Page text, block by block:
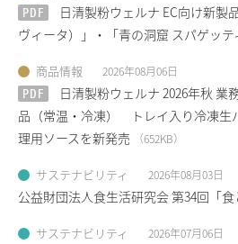
PDF
日清製粉ウェルナ EC向け新製
ヴィータ）」・「青の洞窟 スパゲッテ
商品情報 2026年08月06日
PDF
日清製粉ウェルナ 2026年秋 業
品（常温・冷凍） トレイ入り冷凍生
理用ソースを新発売
（652KB）
サステナビリティ 2026年08月03日
公益財団法人食生活研究会第34回「
サステナビリティ 2026年07月06日